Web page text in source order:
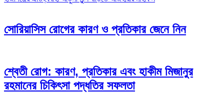
navigation
সোরিয়াসিস রোগের কারণ ও প্রতিকার জেনে নিন
শ্বেতী রোগ: কারণ, প্রতিকার এবং হাকীম মিজানুর
রহমানের চিকিৎসা পদ্ধতির সফলতা